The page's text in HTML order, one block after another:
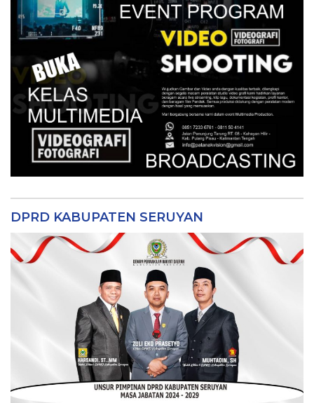
DPRD KABUPATEN SERUYAN